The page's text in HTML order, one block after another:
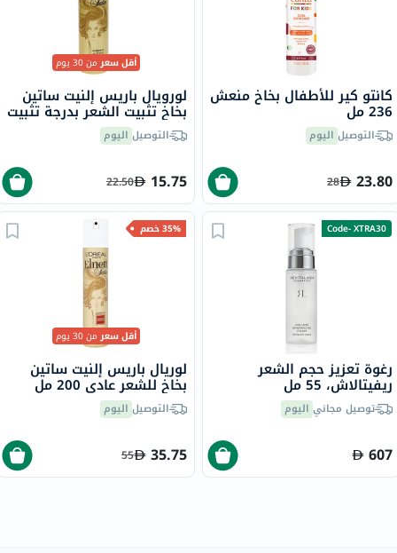
كانتو كير للأطفال بخاخ منعش
236 مل
التوصيل اليوم
23.80
28
أقل سعرمن 30 يوم
لورويال باريس إلنيت ساتين
بخاخ تثبيت الشعر بدرجة تثبيت
عادي، 75 مل
التوصيل اليوم
15.75
22.50
Code- XTRA30
رغوة تعزيز حجم الشعر
ريفيتالاش، 55 مل
توصيل مجاني اليوم
607
35% خصم
أقل سعرمن 30 يوم
لوريال باريس إلنيت ساتين
بخاخ للشعر عادي 200 مل
التوصيل اليوم
35.75
55